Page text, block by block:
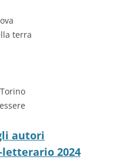
terra
autori
2024